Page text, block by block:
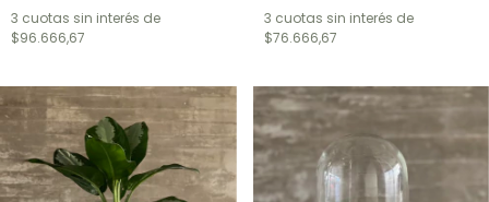
3 cuotas sin interés de
$96.666,67
3 cuotas sin interés de
$76.666,67